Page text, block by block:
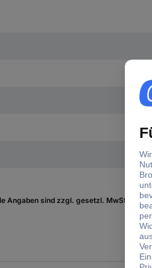
Angaben sind zzgl. gesetzl. MwSt., zzgl.